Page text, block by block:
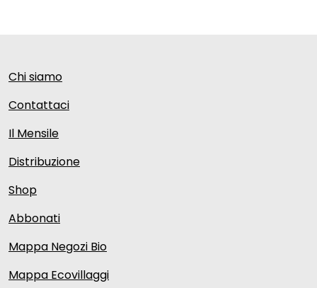
Chi siamo
Contattaci
Il Mensile
Distribuzione
Shop
Abbonati
Mappa Negozi Bio
Mappa Ecovillaggi